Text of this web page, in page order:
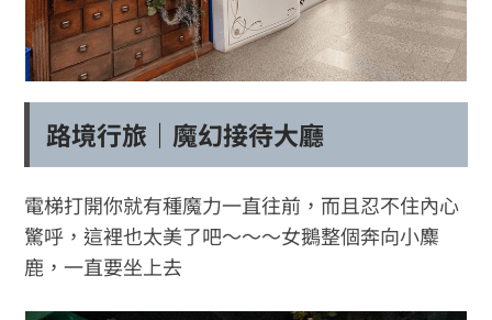
路境行旅｜魔幻接待大廳
電梯打開你就有種魔力一直往前，而且忍不住內心
驚呼，這裡也太美了吧～～～女鵝整個奔向小麋
鹿，一直要坐上去